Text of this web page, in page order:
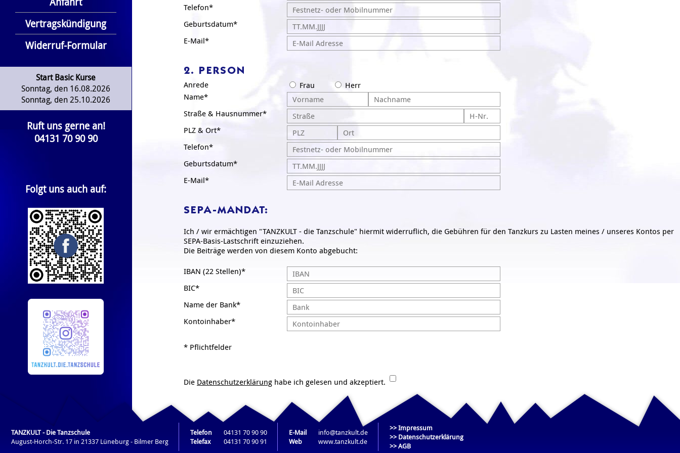
Vertragskündigung
Widerruf-Formular
Start Basic Kurse
Sonntag, den 16.08.2026
Sonntag, den 25.10.2026
Ruft uns gerne an!
04131 70 90 90
Folgt uns auch auf:
Telefon*
Geburtsdatum*
E-Mail*
2. PERSON
Anrede Frau
Herr
Name*
Straße & Hausnummer*
PLZ & Ort*
Telefon*
Geburtsdatum*
E-Mail*
SEPA-MANDAT:
Ich / wir ermächtigen "TANZKULT - die Tanzschule" hiermit widerruflich, die Gebühren für den Tanzkurs zu Lasten meines / unseres Kontos per
SEPA-Basis-Lastschrift einzuziehen.
Die Beiträge werden von diesem Konto abgebucht:
IBAN (22 Stellen)*
BIC*
Name der Bank*
Kontoinhaber*
* Pflichtfelder
Die Datenschutzerklärung habe ich gelesen und akzeptiert.
TANZKULT - Die Tanzschule
August-Horch-Str. 17 in 21337 Lüneburg - Bilmer Berg
Telefon
Telefax
04131 70 90 90
04131 70 90 91
E-Mail
Web
info@tanzkult.de
www.tanzkult.de
>> Impressum
>> Datenschutzerklärung
>> AGB